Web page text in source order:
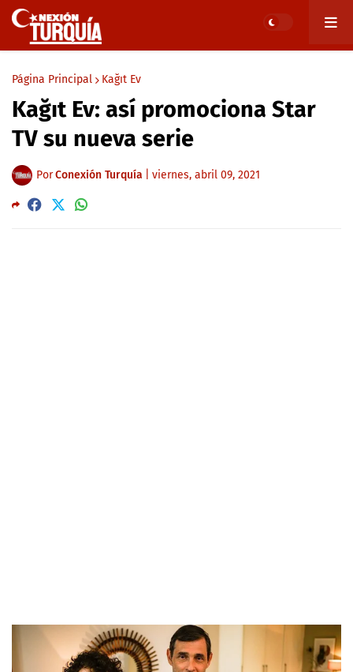
Página Principal Kağıt Ev
Kağıt Ev: así promociona Star
TV su nueva serie
PorConexión Turquía viernes, abril 09, 2021